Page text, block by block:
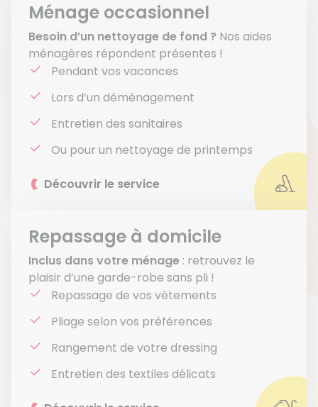
Ménage occasionnel
Besoin d’un nettoyage de fond ? Nos aides
ménagères répondent présentes !
Pendant vos vacances
Lors d’un déménagement
Entretien des sanitaires
Ou pour un nettoyage de printemps
Découvrir le service
Repassage à domicile
Inclus dans votre ménage : retrouvez le
plaisir d’une garde-robe sans pli !
Repassage de vos vêtements
Pliage selon vos préférences
Rangement de votre dressing
Entretien des textiles délicats